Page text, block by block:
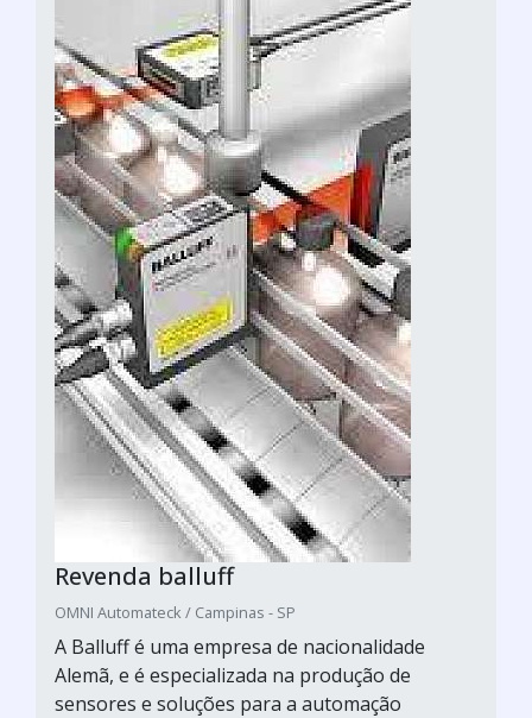
Revenda balluff
OMNI Automateck / Campinas - SP
A Balluff é uma empresa de nacionalidade
Alemã, e é especializada na produção de
sensores e soluções para a automação